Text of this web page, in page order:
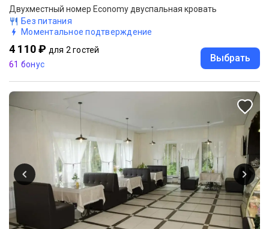
Двухместный номер Economy двуспальная кровать
Без питания
Моментальное подтверждение
4 110 ₽ для 2 гостей
61 бонус
Выбрать